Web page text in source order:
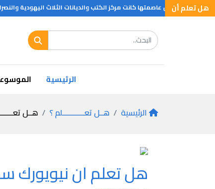
هل تعلم أن
القدس عاصمتها كانت مركز الكتب والديانات الثلاث اليهودية
الرئيسية
الرئيسية هــل تعـــــــــــلم ؟ هــل
هل تعلم ان نيويورك